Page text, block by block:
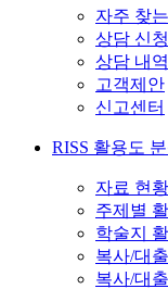
자주 찾
상담 신청
상담 내
고객제안
신고센터
RISS 활용도
자료 현
주제별
학술지
복사/대
복사/대